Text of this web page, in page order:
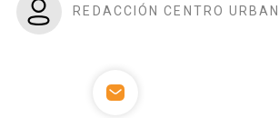
REDACCIÓN CENTRO